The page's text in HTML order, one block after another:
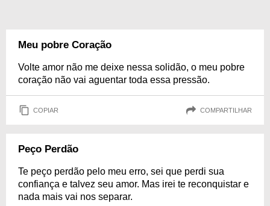
Meu pobre Coração
Volte amor não me deixe nessa solidão, o meu pobre
coração não vai aguentar toda essa pressão.
COPIAR COMPARTILHAR
Peço Perdão
Te peço perdão pelo meu erro, sei que perdi sua
confiança e talvez seu amor. Mas irei te reconquistar e
nada mais vai nos separar.